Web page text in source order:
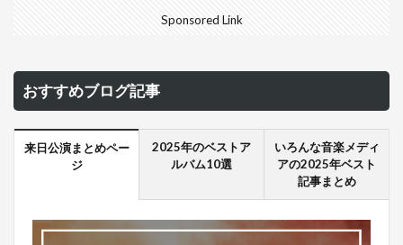
Sponsored Link
おすすめブログ記事
来日公演まとめペー
ジ
2025年のベストア
ルバム10選
いろんな音楽メディ
アの2025年ベスト
記事まとめ